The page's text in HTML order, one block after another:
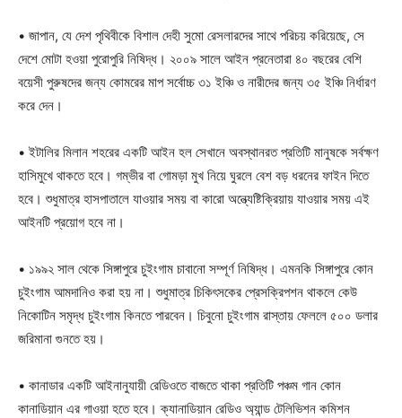
• জাপান, যে দেশ পৃথিবীকে বিশাল দেহী সুমো রেসলারদের সাথে পরিচয় করিয়েছে, সে
দেশে মোটা হওয়া পুরোপুরি নিষিদ্ধ। ২০০৯ সালে আইন প্রনেতারা ৪০ বছরের বেশি
বয়েসী পুরুষদের জন্য কোমরের মাপ সর্বোচ্চ ৩১ ইঞ্চি ও নারীদের জন্য ৩৫ ইঞ্চি নির্ধারণ
করে দেন।
• ইটালির মিলান শহরের একটি আইন হল সেখানে অবস্থানরত প্রতিটি মানুষকে সর্বক্ষণ
হাসিমুখে থাকতে হবে। গম্ভীর বা গোমড়া মুখ নিয়ে ঘুরলে বেশ বড় ধরনের ফাইন দিতে
হবে। শুধুমাত্র হাসপাতালে যাওয়ার সময় বা কারো অন্ত্যেষ্টিক্রিয়ায় যাওয়ার সময় এই
আইনটি প্রয়োগ হবে না।
• ১৯৯২ সাল থেকে সিঙ্গাপুরে চুইংগাম চাবানো সম্পূর্ণ নিষিদ্ধ। এমনকি সিঙ্গাপুরে কোন
চুইংগাম আমদানিও করা হয় না। শুধুমাত্র চিকিৎসকের প্রেসক্রিপশন থাকলে কেউ
নিকোটিন সমৃদ্ধ চুইংগাম কিনতে পারবেন। চিবুনো চুইংগাম রাস্তায় ফেললে ৫০০ ডলার
জরিমানা গুনতে হয়।
• কানাডার একটি আইনানুযায়ী রেডিওতে বাজতে থাকা প্রতিটি পঞ্চম গান কোন
কানাডিয়ান এর গাওয়া হতে হবে। ক্যানাডিয়ান রেডিও অ্যান্ড টেলিভিশন কমিশন